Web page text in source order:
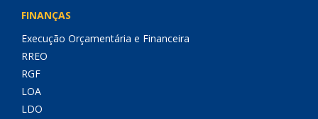
FINANÇAS
Execução Orçamentária e Financeira
RREO
RGF
LOA
LDO